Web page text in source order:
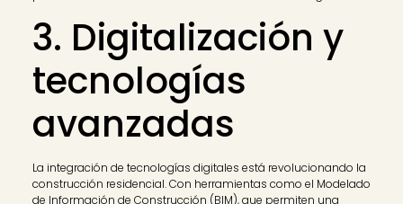
3. Digitalización y
tecnologías
avanzadas
La integración de tecnologías digitales está revolucionando la
construcción residencial. Con herramientas como el Modelado
de Información de Construcción (BIM), que permiten una